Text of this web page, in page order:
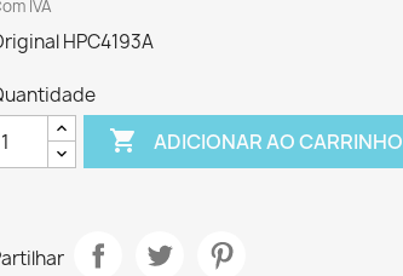
IVA
HPC4193A
 ADICIONAR AO CARRINHO